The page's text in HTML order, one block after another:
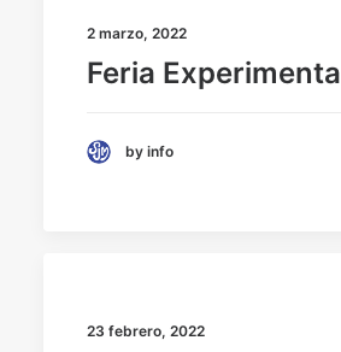
2 marzo, 2022
Feria Experimenta
by info
23 febrero, 2022